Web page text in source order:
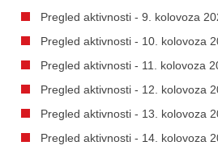
Pregled aktivnosti - 9. kolovoza
Pregled aktivnosti - 10. kolovoza
Pregled aktivnosti - 11. kolovoza
Pregled aktivnosti - 12. kolovoza
Pregled aktivnosti - 13. kolovoza
Pregled aktivnosti - 14. kolovoza